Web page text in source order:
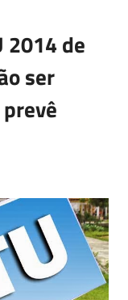
2014 de
ser